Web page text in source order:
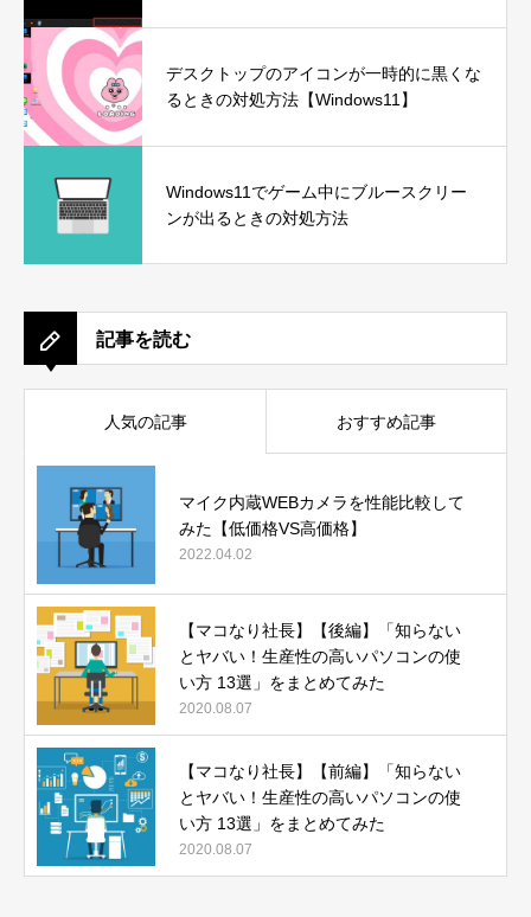
デスクトップのアイコンが一時的に黒くな
るときの対処方法【Windows11】
Windows11でゲーム中にブルースクリー
ンが出るときの対処方法
記事を読む
人気の記事 おすすめ記事
マイク内蔵WEBカメラを性能比較して
みた【低価格VS高価格】
2022.04.02
【マコなり社長】【後編】「知らない
とヤバい！生産性の高いパソコンの使
い方 13選」をまとめてみた
2020.08.07
【マコなり社長】【前編】「知らない
とヤバい！生産性の高いパソコンの使
い方 13選」をまとめてみた
2020.08.07